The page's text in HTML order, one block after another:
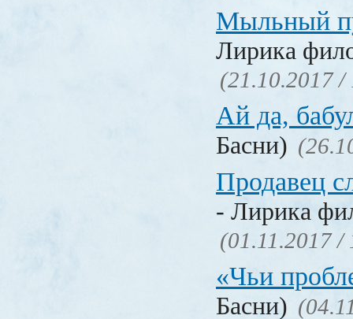
Мыльный
Лирика
(21.10.2017 /
Ай да,
Басни)
Продавец
- Лирика
(01.11.2017 /
«Чьи
Басни)